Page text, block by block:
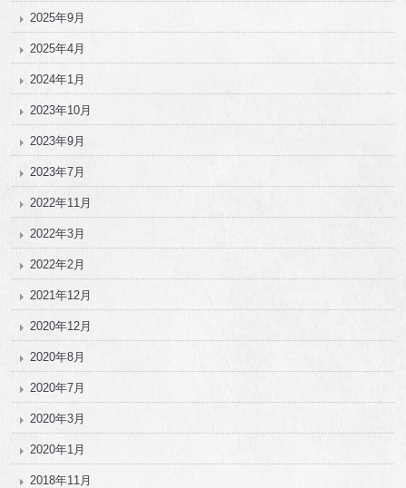
2025年9月
2025年4月
2024年1月
2023年10月
2023年9月
2023年7月
2022年11月
2022年3月
2022年2月
2021年12月
2020年12月
2020年8月
2020年7月
2020年3月
2020年1月
2018年11月